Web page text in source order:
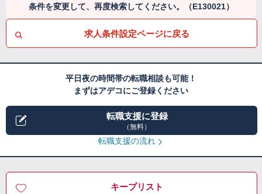
条件を変更して、再度検索してください。（E130021）
求人条件設定ページに戻る
平日夜の時間帯の転職相談も可能！
まずはアデコにご登録ください
転職支援に登録
（無料）
転職支援の流れ
キープリスト